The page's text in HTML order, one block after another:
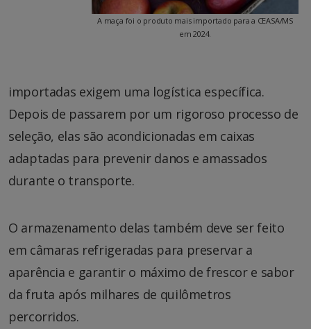
A maça foi o produto mais importado para a CEASA/MS
em 2024.
importadas exigem uma logística específica.
Depois de passarem por um rigoroso processo de
seleção, elas são acondicionadas em caixas
adaptadas para prevenir danos e amassados
durante o transporte.
O armazenamento delas também deve ser feito
em câmaras refrigeradas para preservar a
aparência e garantir o máximo de frescor e sabor
da fruta após milhares de quilômetros
percorridos.